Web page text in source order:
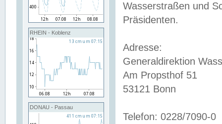
RHEIN - Koblenz
DONAU - Passau
Wasserstraßen und
Präsidenten.
Adresse:
Generaldirektion
Am Propsthof 51
53121 Bonn
Telefon: 0228/7090-0